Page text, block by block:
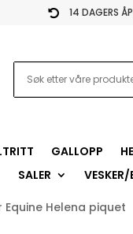
 14 DAGERS
GALLOPP
SALER
Equine Helena piquet